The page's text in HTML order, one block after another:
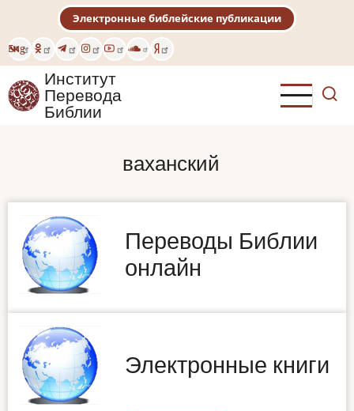
основному
содержанию
Eng
Электронные библейские публикации
Институт
Перевода
Библии
ваханский
Переводы Библии
онлайн
Электронные книги